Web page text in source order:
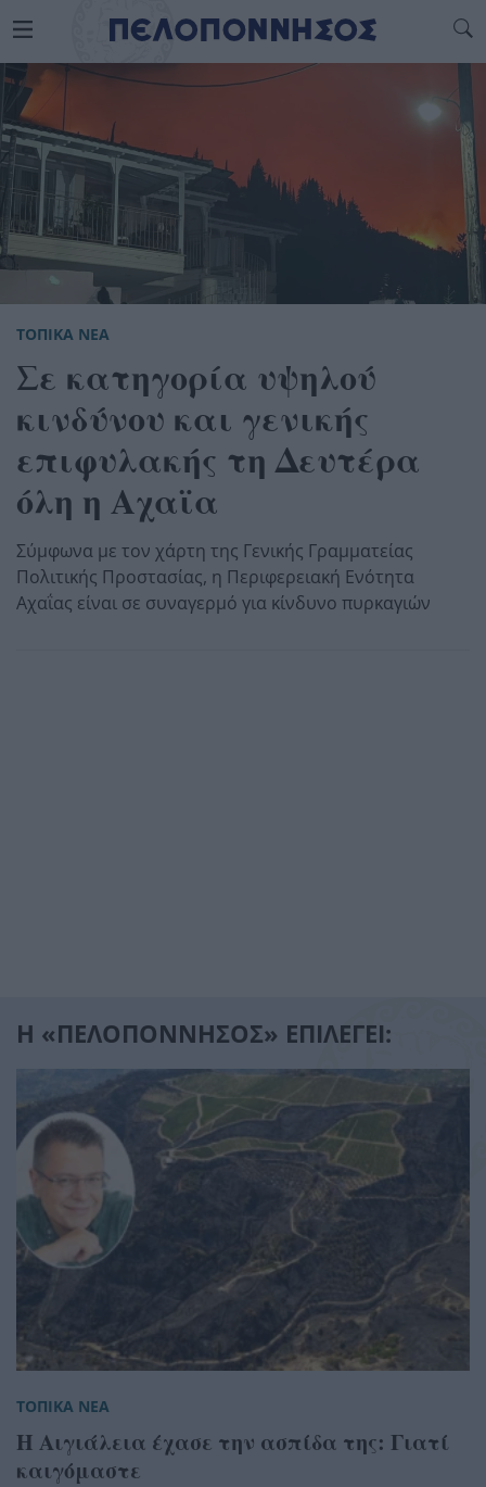
ΤΟΠΙΚΑ ΝΕΑ
Σε κατηγορία υψηλού
κινδύνου και γενικής
επιφυλακής τη Δευτέρα
όλη η Αχαϊα
Σύμφωνα με τον χάρτη της Γενικής Γραμματείας
Πολιτικής Προστασίας, η Περιφερειακή Ενότητα
Αχαΐας είναι σε συναγερμό για κίνδυνο πυρκαγιών
Η «ΠΕΛΟΠΟΝΝΗΣΟΣ» ΕΠΙΛΕΓΕΙ:
ΤΟΠΙΚΑ ΝΕΑ
Η Αιγιάλεια έχασε την ασπίδα της: Γιατί
καιγόμαστε